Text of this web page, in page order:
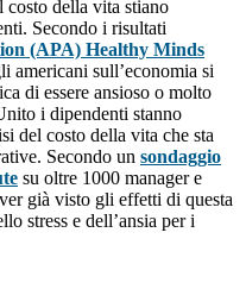
costo della vita stiano
Secondo i risultati
(APA) Healthy Minds
americani sull’economia si
di essere ansioso o molto
i dipendenti stanno
del costo della vita che sta
Secondo un sondaggio
su oltre 1000 manager e
già visto gli effetti di questa
stress e dell’ansia per i